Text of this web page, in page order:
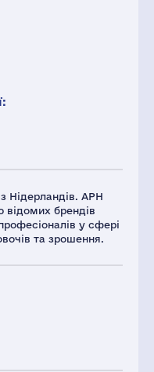
Нідерландів. APH
відомих брендів
у сфері
та зрошення.